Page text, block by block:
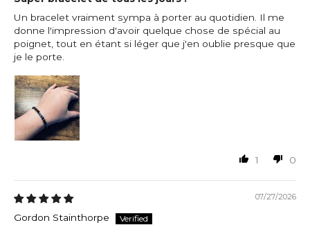
Un bracelet vraiment sympa à porter au quotidien. Il me
donne l'impression d'avoir quelque chose de spécial au
poignet, tout en étant si léger que j'en oublie presque que
je le porte.
1 0
07/27/2026
Gordon Stainthorpe